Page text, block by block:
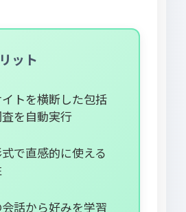
ット
トを横断した包括
を自動実行
で直感的に使える
話から好みを学習